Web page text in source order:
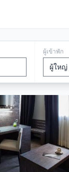
ผู้เข้าพัก